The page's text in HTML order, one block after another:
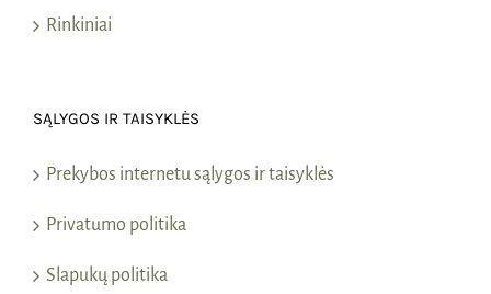
Rinkiniai
SĄLYGOS IR TAISYKLĖS
Prekybos internetu sąlygos ir taisyklės
Privatumo politika
Slapukų politika